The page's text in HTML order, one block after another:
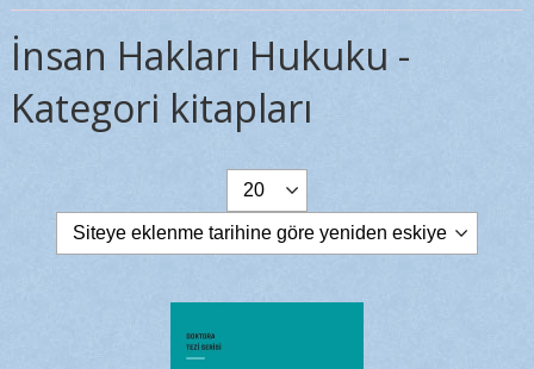
İnsan Hakları Hukuku -
Kategori kitapları